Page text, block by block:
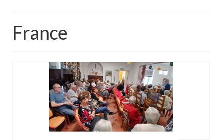
La Congrégation
La Maison-Mère
France